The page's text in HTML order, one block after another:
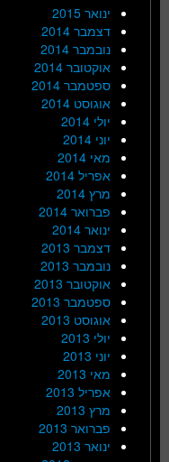
ינואר 2015
דצמבר 2014
נובמבר 2014
אוקטובר 2014
ספטמבר 2014
אוגוסט 2014
יולי 2014
יוני 2014
מאי 2014
אפריל 2014
מרץ 2014
פברואר 2014
ינואר 2014
דצמבר 2013
נובמבר 2013
אוקטובר 2013
ספטמבר 2013
אוגוסט 2013
יולי 2013
יוני 2013
מאי 2013
אפריל 2013
מרץ 2013
פברואר 2013
ינואר 2013